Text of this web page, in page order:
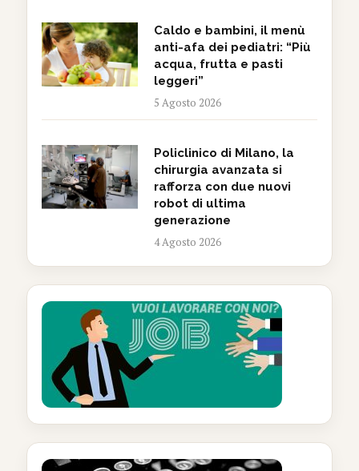
Caldo e bambini, il menù
anti-afa dei pediatri: “Più
acqua, frutta e pasti
leggeri”
5 Agosto 2026
Policlinico di Milano, la
chirurgia avanzata si
rafforza con due nuovi
robot di ultima
generazione
4 Agosto 2026